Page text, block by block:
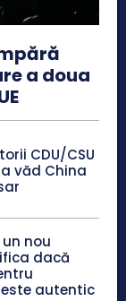
a doua
CDU/CSU
văd China
nou
dacă
autentic